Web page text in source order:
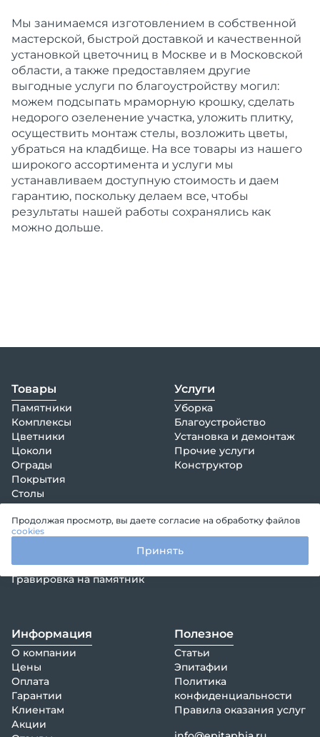
Мы занимаемся изготовлением в собственной
мастерской, быстрой доставкой и качественной
установкой цветочниц в Москве и в Московской
области, а также предоставляем другие
выгодные услуги по благоустройству могил:
можем подсыпать мраморную крошку, сделать
недорого озеленение участка, уложить плитку,
осуществить монтаж стелы, возложить цветы,
убраться на кладбище. На все товары из нашего
широкого ассортимента и услуги мы
устанавливаем доступную стоимость и даем
гарантию, поскольку делаем все, чтобы
результаты нашей работы сохранялись как
можно дольше.
Товары
Памятники
Комплексы
Цветники
Цоколи
Ограды
Покрытия
Столы
Лавки
Кресты
Венки, композиции
Оформление памятника
Гравировка на памятник
Услуги
Уборка
Благоустройство
Установка и демонтаж
Прочие услуги
Конструктор
Информация
О компании
Цены
Оплата
Гарантии
Клиентам
Акции
Полезное
Статьи
Эпитафии
Политика
конфиденциальности
Правила оказания услуг
Продолжая просмотр, вы даете согласие на обработку файлов
cookies
Принять